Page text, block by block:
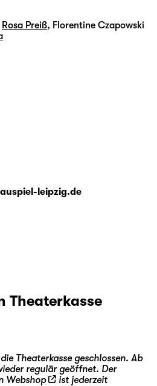
Rosa Preiß, Florentine Czapowski
leipzig.de
Theaterkasse
Theaterkasse geschlossen. Ab
regulär geöffnet. Der
Webshop
ist jederzeit